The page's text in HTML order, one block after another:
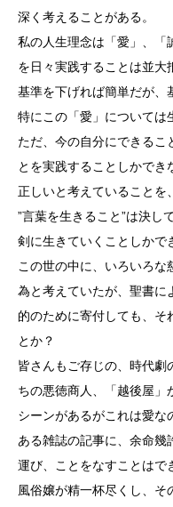
深く考えることがある。
私の人生理念は「愛」、「
を日々実践することは並大
基準を下げれば簡単だが、
特にこの「愛」については
ただ、今の自分にできるこ
とを実践することしかでき
正しいと考えていることを
”言葉を生きること”は決し
剣に生きていくことしかで
この世の中に、いろいろ
為と考えていたが、聖書に
的のために寄付しても、そ
とか？
皆さんもご存じの、時代
ちの悪徳商人、「越後屋」
シーンがあるがこれは愛な
ある雑誌の記事に、余命幾
運び、ことをなすことはで
風俗嬢が精一杯尽くし、そ